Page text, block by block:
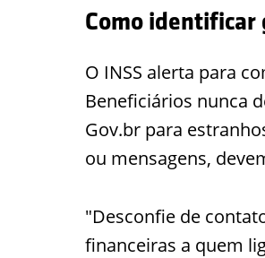
Como identificar
O INSS alerta para
Beneficiários nunca
Gov.br para
ou mensagens,
"Desconfie de
financeiras a quem